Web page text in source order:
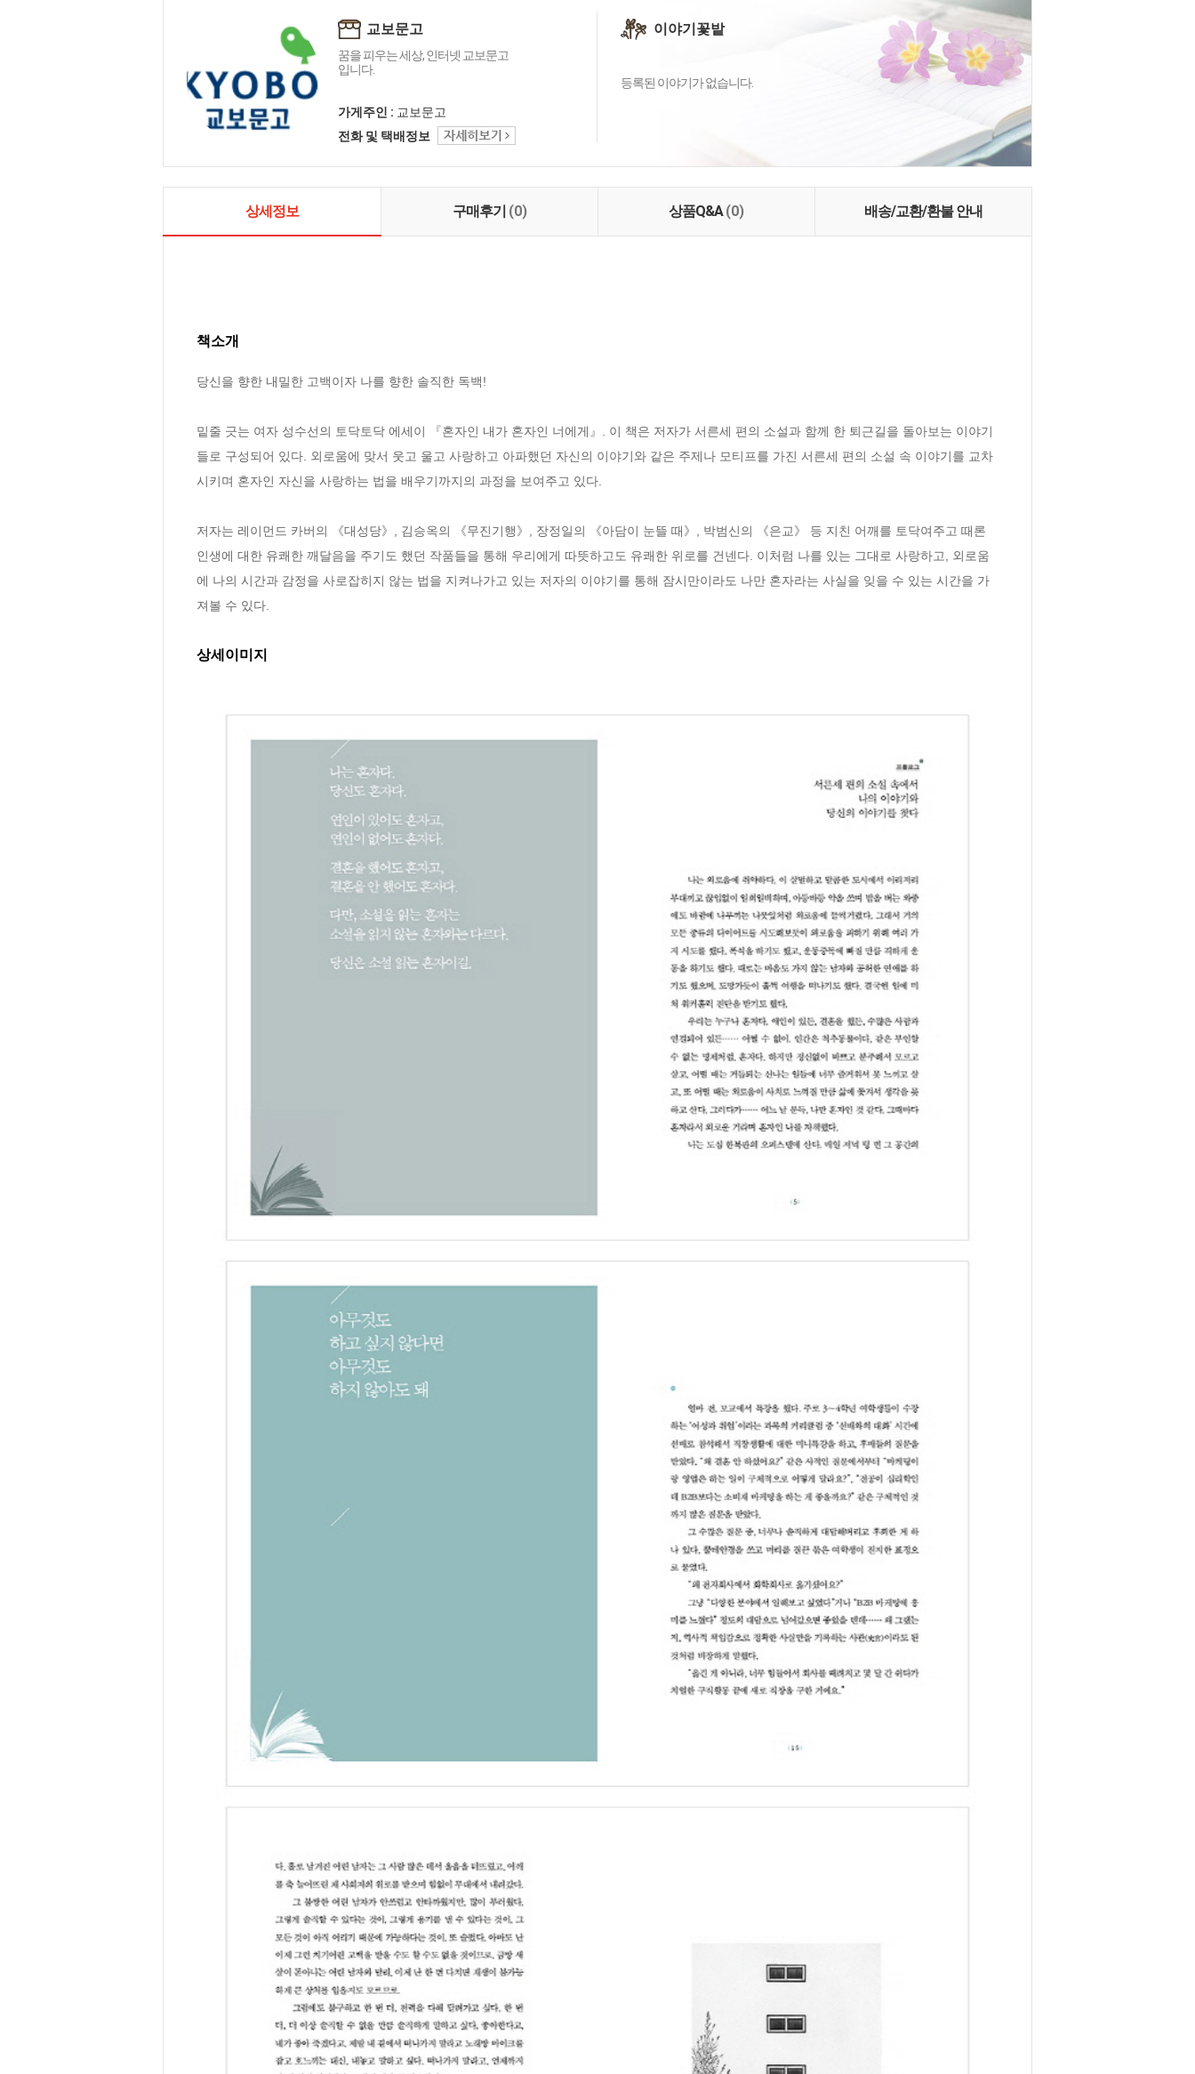
교보문고
꿈을 피우는 세상, 인터넷 교보문고
입니다.
가게주인 : 교보문고
전화 및 택배정보
이야기꽃밭
등록된 이야기가 없습니다.
상세정보 구매후기 (0) 상품Q&A(0) 배송/교환/환불 안내
책소개
당신을 향한 내밀한 고백이자 나를 향한 솔직한 독백!
밑줄 긋는 여자 성수선의 토닥토닥 에세이 『혼자인 내가 혼자인 너에게』. 이 책은 저자가 서른세 편의 소설과 함께 한 퇴근길을 돌아보는 이야기
들로 구성되어 있다. 외로움에 맞서 웃고 울고 사랑하고 아파했던 자신의 이야기와 같은 주제나 모티프를 가진 서른세 편의 소설 속 이야기를 교차
시키며 혼자인 자신을 사랑하는 법을 배우기까지의 과정을 보여주고 있다.
저자는 레이먼드 카버의 《대성당》, 김승옥의 《무진기행》, 장정일의 《아담이 눈뜰 때》, 박범신의 《은교》 등 지친 어깨를 토닥여주고 때론
인생에 대한 유쾌한 깨달음을 주기도 했던 작품들을 통해 우리에게 따뜻하고도 유쾌한 위로를 건넨다. 이처럼 나를 있는 그대로 사랑하고, 외로움
에 나의 시간과 감정을 사로잡히지 않는 법을 지켜나가고 있는 저자의 이야기를 통해 잠시만이라도 나만 혼자라는 사실을 잊을 수 있는 시간을 가
져볼 수 있다.
상세이미지